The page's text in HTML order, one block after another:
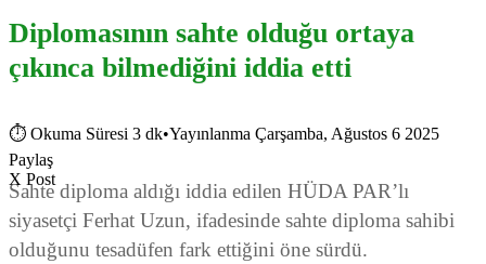
Diplomasının sahte olduğu ortaya
çıkınca bilmediğini iddia etti
⏱ Okuma Süresi 3 dk•Yayınlanma Çarşamba, Ağustos 6 2025
Paylaş
X Post
Sahte diploma aldığı iddia edilen HÜDA PAR’lı
siyasetçi Ferhat Uzun, ifadesinde sahte diploma sahibi
olduğunu tesadüfen fark ettiğini öne sürdü.